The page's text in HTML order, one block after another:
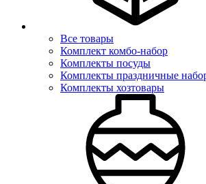
Все товары
Комплект комбо-набор
Комплекты посуды
Комплекты праздничные
Комплекты хозтовары